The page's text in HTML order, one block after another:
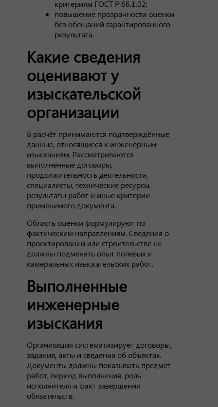
критериям ГОСТ Р 66.1.02;
повышение прозрачности оценки
без обещаний гарантированного
результата.
Какие сведения
оценивают у
изыскательской
организации
В расчёт принимаются подтверждённые
данные, относящиеся к инженерным
изысканиям. Рассматриваются
выполненные договоры,
продолжительность деятельности,
специалисты, технические ресурсы,
результаты работ и иные критерии
применимого документа.
Область оценки формулируют по
фактическим направлениям. Сведения о
проектировании или строительстве не
должны подменять опыт полевых и
камеральных изыскательских работ.
Выполненные
инженерные
изыскания
Организация систематизирует договоры,
задания, акты и сведения об объектах.
Документы должны показывать предмет
работ, период выполнения, роль
исполнителя и факт завершения
обязательств.